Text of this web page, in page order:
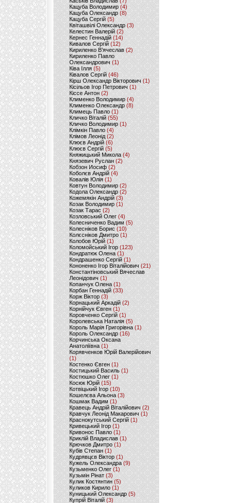
Кацуба Володимир (4)
Кацуба Олександр (8)
Кацуба Сергій (5)
Квіташвілі Олександр(3)
Келестин Валерій(2)
Кернес Геннадій (14)
Кивалов Сергій (12)
Кириленко В’ячеслав (2)
Кириленко Павло
Олександрович (1)
Ківа Ілля (5)
Ківалов Сергій(46)
Кірш Олександр Вікторович (1)
Кісільов Ігор Петрович (1)
Кіссе Антон (2)
Клименко Володимир(4)
Клименко Олександр (8)
Климець Павло (1)
Кличко Віталій(55)
Кличко Володимир (1)
Клімкін Павло (4)
Клімов Леонід(2)
Клюєв Андрій(6)
Клюєв Сергій (5)
Княжицький Микола(4)
Князевич Руслан (2)
Кобзон Иосиф(2)
Коболєв Андрій (4)
Ковалів Юлія(1)
Ковтун Володимир (2)
Кодола Олександр (2)
Кожемякін Андрій (3)
Козак Володимир (1)
Козак Тарас (2)
Козловський Олег(4)
Колесниченко Вадим (5)
Колесніков Борис (10)
Колєсніков Дмитро (1)
Колобов Юрій (1)
Коломойський Ігор (123)
Кондратюк Олена(1)
Кондрашенко Сергій (1)
Кононенко Ігор Віталійович (21)
Константіновський Вячеслав
Леонідович (1)
Копанчук Олена (1)
Корбан Геннадій (33)
Корж Віктор (3)
Корнацький Аркадій (2)
Корнійчук Євген (1)
Коровченко Сергій (1)
Королевська Наталія(5)
Король Марія Григорівна (1)
Король Олександр (16)
Корчинська Оксана
Анатоліївна (1)
Корявченков Юрій Валерійович
(1)
Костенко Євген (1)
Костицький Василь (1)
Костюшко Олег (1)
Косюк Юрій (15)
Котвіцький Ігор (10)
Кошелєва Альона(3)
Кошмак Вадим (1)
Кравець Андрій Віталійович (2)
Кравчук Леонід Макарович (1)
Краснокутський Сергій (1)
Кривецький Ігор (1)
Кривонос Павло (1)
Криклій Владислав (1)
Крючков Дмитро(1)
Кубів Степан(1)
Кудрявцєв Віктор (1)
Кужель Олександра (9)
Кузьменко Олег (1)
Кузьмін Рінат(3)
Кулик Костянтин(5)
Куликов Кирило (1)
Куницький Олександр (5)
Купрій Віталій (3)